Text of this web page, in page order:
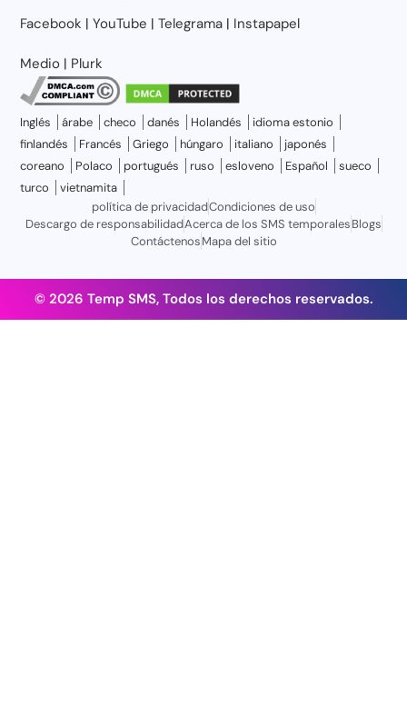
Facebook |YouTube |Telegrama | Instapapel
Medio | Plurk
Inglés árabe checo danés Holandés
idioma estonio
finlandés
Francés Griego húngaro italiano
japonés
coreano
Polaco portugués ruso esloveno Español
sueco
turco
vietnamita
política de privacidadCondiciones de uso
Descargo de responsabilidadAcerca de los SMS temporalesBlogs
ContáctenosMapa del sitio
© 2026 Temp SMS, Todos los derechos reservados.